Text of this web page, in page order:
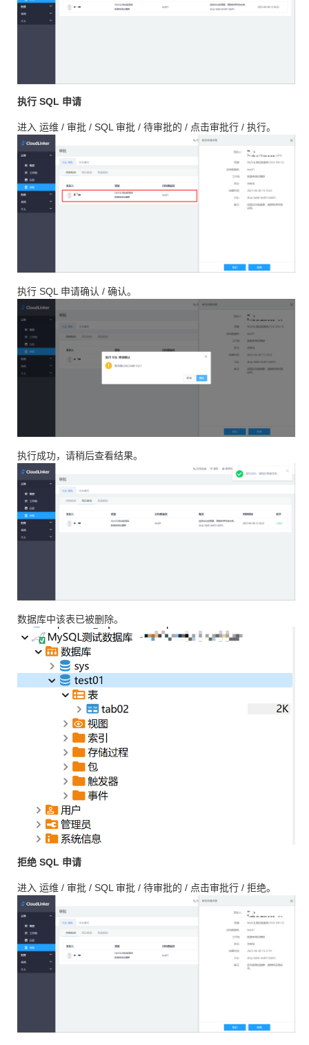
执行 SQL 申请
进入 运维 / 审批 / SQL 审批 / 待审批的 / 点击审批行 / 执行。
执行 SQL 申请确认 / 确认。
执行成功，请稍后查看结果。
数据库中该表已被删除。
拒绝 SQL 申请
进入 运维 / 审批 / SQL 审批 / 待审批的 / 点击审批行 / 拒绝。